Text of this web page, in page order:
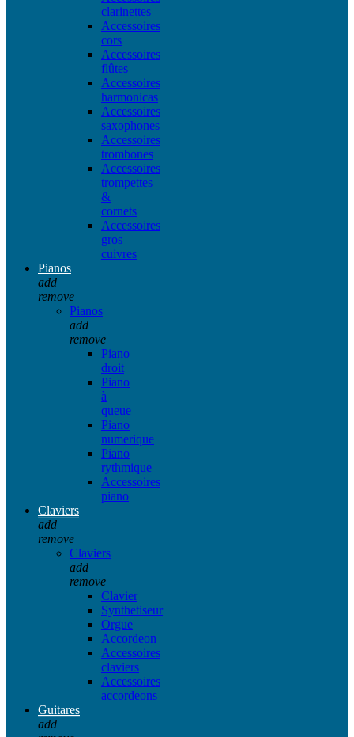
clarinettes
Accessoires
cors
Accessoires
flûtes
Accessoires
harmonicas
Accessoires
saxophones
Accessoires
trombones
Accessoires
trompettes
&
cornets
Accessoires
gros
cuivres
Pianos
add
remove
Pianos
add
remove
Piano
droit
Piano
à
queue
Piano
numerique
Piano
rythmique
Accessoires
piano
Claviers
add
remove
Claviers
add
remove
Clavier
Synthetiseur
Orgue
Accordeon
Accessoires
claviers
Accessoires
accordeons
Guitares
add